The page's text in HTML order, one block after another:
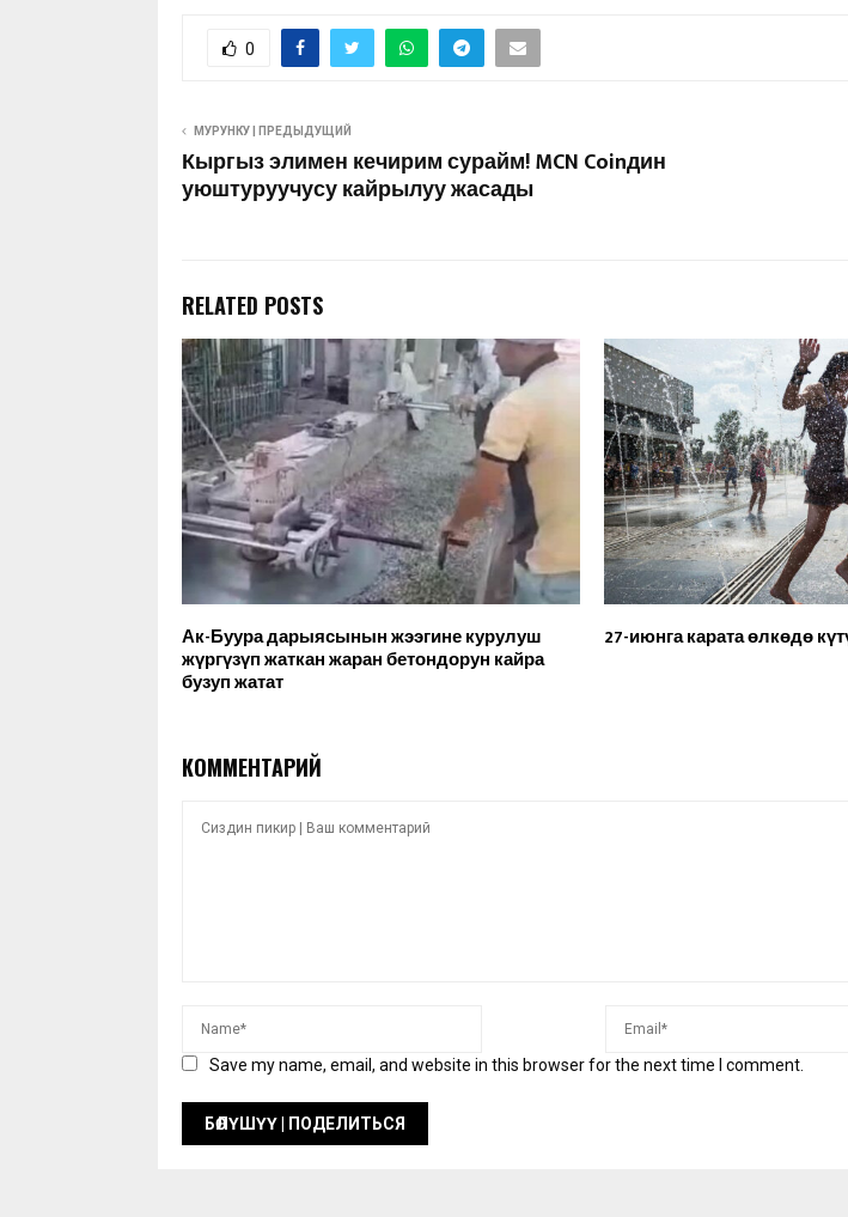
0
МУРУНКУ | ПРЕДЫДУЩИЙ
Кыргыз элимен кечирим сурайм! MCN Coinдин
уюштуруучусу кайрылуу жасады
RELATED POSTS
Ак-Буура дарыясынын жээгине курулуш
жүргүзүп жаткан жаран бетондорун кайра
бузуп жатат
27-июнга карата өлкөдө
КОММЕНТАРИЙ
Save my name, email, and website in this browser for the next time I comment.